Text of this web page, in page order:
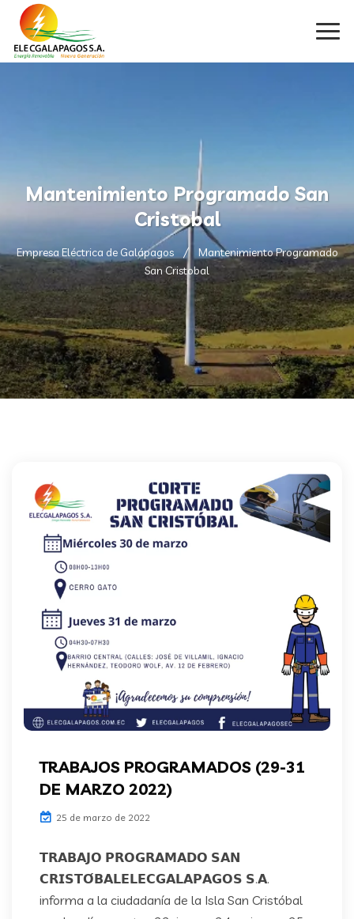
Mantenimiento Programado San
Cristobal
Empresa Eléctrica de Galápagos
Mantenimiento Programado
San Cristobal
TRABAJOS PROGRAMADOS (29-31
DE MARZO 2022)
25 de marzo de 2022
𝗧𝗥𝗔𝗕𝗔𝗝𝗢 𝗣𝗥𝗢𝗚𝗥𝗔𝗠𝗔𝗗𝗢 𝗦𝗔𝗡
𝗖𝗥𝗜𝗦𝗧𝗢́𝗕𝗔𝗟𝗘𝗟𝗘𝗖𝗚𝗔𝗟𝗔𝗣𝗔𝗚𝗢𝗦 𝗦.𝗔.
informa a la ciudadanía de la Isla San Cristóbal